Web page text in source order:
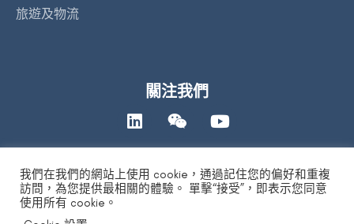
旅遊及物流
關注我們
聯絡我們
我們在我們的網站上使用 cookie，通過記住您的偏好和重複
訪問，為您提供最相關的體驗。 單擊“接受”，即表示您同意
使用所有 cookie。